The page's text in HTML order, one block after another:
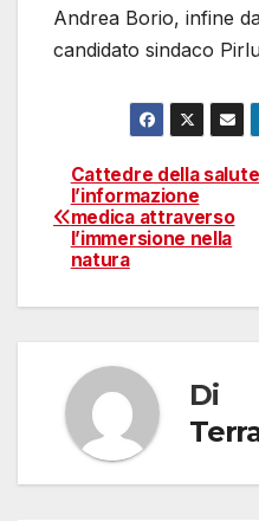
Andrea Borio, infine
candidato sindaco
articoli
Cattedre della
l’informazione
medica attraverso
l’immersione nella
natura
Di